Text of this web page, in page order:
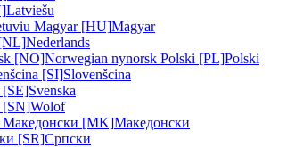
Latviešu
Magyar [HU]Magyar
Nederlands
[NO]Norwegian nynorsk Polski [PL]Polski
[SI]Slovenšcina
[SE]Svenska
[SN]Wolof
Македонски [MK]Македонски
[SR]Српски